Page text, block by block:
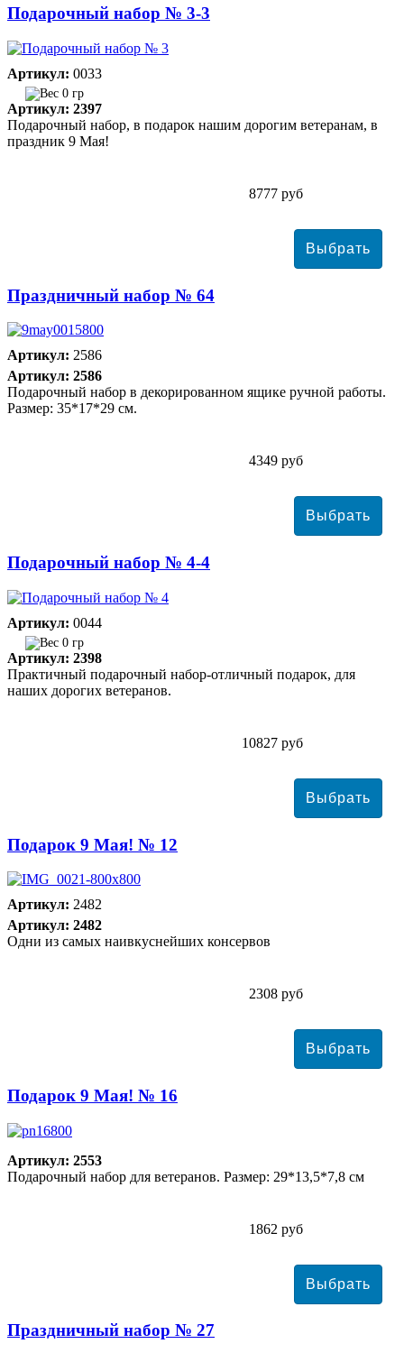
Подарочный набор № 3-3
Артикул: 0033
0 гр
Артикул: 2397
Подарочный набор, в подарок нашим дорогим ветеранам, в
праздник 9 Мая!
8777 руб
Праздничный набор № 64
Артикул: 2586
Артикул: 2586
Подарочный набор в декорированном ящике ручной работы.
Размер: 35*17*29 см.
4349 руб
Подарочный набор № 4-4
Артикул: 0044
0 гр
Артикул: 2398
Практичный подарочный набор-отличный подарок, для
наших дорогих ветеранов.
10827 руб
Подарок 9 Мая! № 12
Артикул: 2482
Артикул: 2482
Одни из самых наивкуснейших консервов
2308 руб
Подарок 9 Мая! № 16
Артикул: 2553
Подарочный набор для ветеранов. Размер: 29*13,5*7,8 см
1862 руб
Праздничный набор № 27